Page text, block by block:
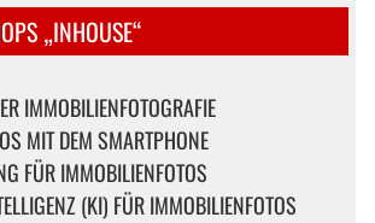
„INHOUSE“
IMMOBILIENFOTOGRAFIE
MIT DEM SMARTPHONE
FÜR IMMOBILIENFOTOS
(KI) FÜR IMMOBILIENFOTOS